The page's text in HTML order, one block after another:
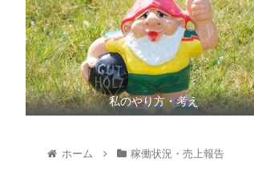
私のやり方・考え
ホーム 稼働状況・売上報告